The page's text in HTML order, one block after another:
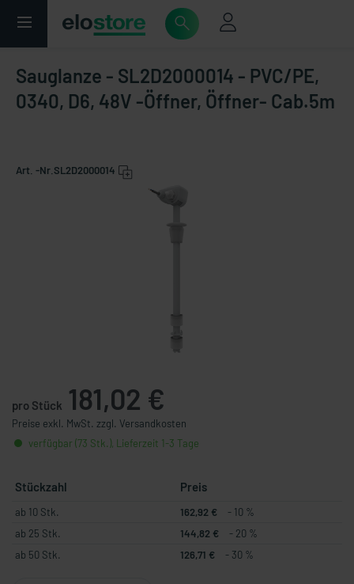
Sauglanze - SL2D2000014 - PVC/PE,
0340, D6, 48V -Öffner, Öffner- Cab.5m
Art. -Nr. SL2D2000014
pro Stück 181,02 €
Preise exkl. MwSt. zzgl. Versandkosten
verfügbar (73 Stk.), Lieferzeit 1-3 Tage
Stückzahl Preis
ab 10 Stk. 162,92 €
- 10 %
ab 25 Stk.
144,82 €
- 20 %
ab 50 Stk.
126,71 € - 30 %